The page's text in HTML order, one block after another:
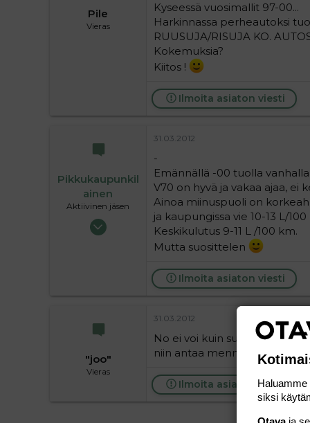
Pile
Vieras
Kyseessä vuosimallit 97-00...
Harkinnassa perheautoksi
RUUSUJA/RISUJA KO.
Kokemuksia?
Kiitos !
Ilmoita asiaton viesti
Pikkukaupunkil
ainen
Aktiivinen jäsen
28.06.2011
31.03.2012
-
Emännällä -00 tuolla
V70 on hyvä ja vakaa ajaa, ei
Ainoa miinuspuoli on
ja kaupungissa vie 10-13 L/
Keskikulutus 9-11 L /100 km.
Mutta suosittelen
Ilmoita asiaton viesti
"joo"
Vieras
31.03.2012
No ei voi kuin suositella, itellä
niin antaa mennä vaan.
Ilmoita asiaton viesti
Haluamme
siksi